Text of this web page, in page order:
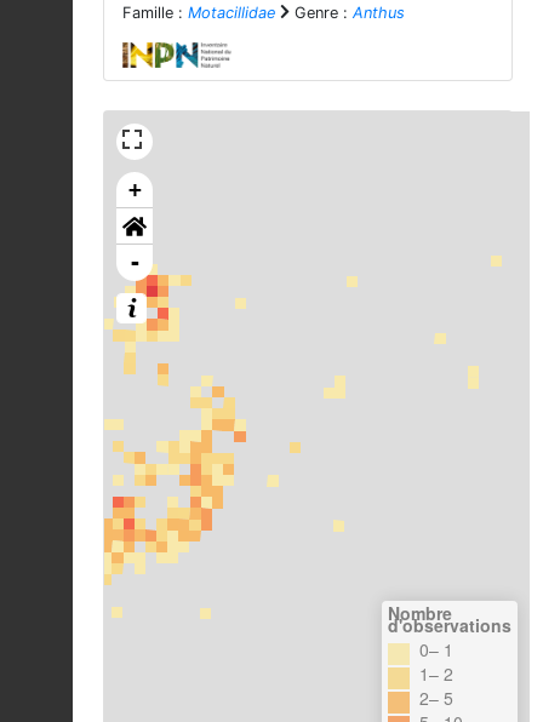
Famille : Motacillidae Genre : Anthus
+
-
Nombre
d'observations
0– 1
1– 2
2– 5